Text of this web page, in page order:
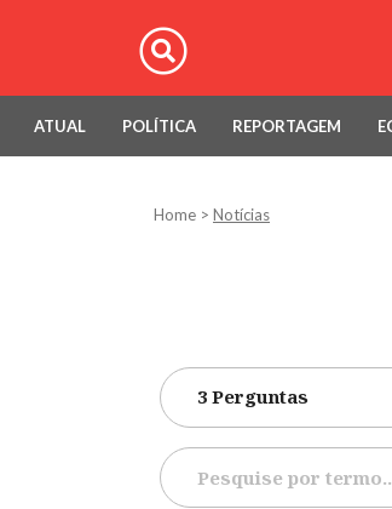
ATUAL POLÍTICA REPORTAGEM
Home > Notícias
3 Perguntas